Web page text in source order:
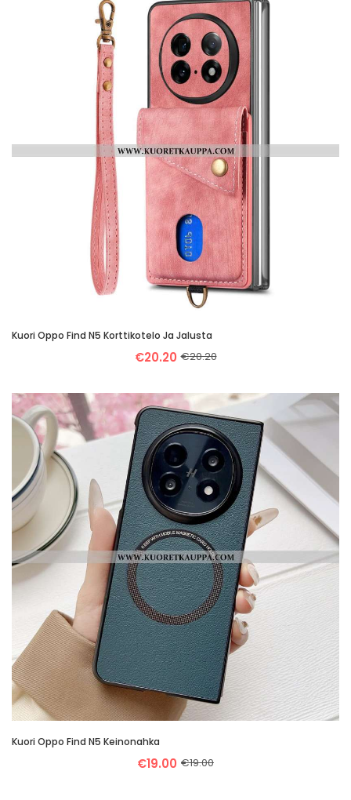
Kuori Oppo Find N5 Korttikotelo Ja Jalusta
€20.20 €20.20
Kuori Oppo Find N5 Keinonahka
€19.00 €19.00